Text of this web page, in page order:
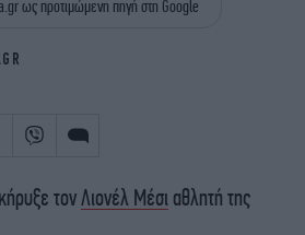
ΖΩΔΙΑ
ως προτιμώμενη πηγή στη Google
τονΛιονέλ Μέσι αθλητή της